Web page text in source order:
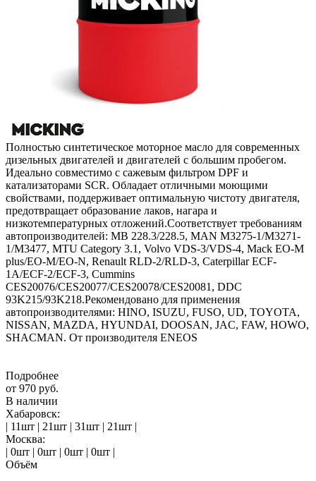
Полностью синтетическое моторное масло для современных
дизельных двигателей и двигателей с большим пробегом.
Идеально совместимо с сажевым фильтром DPF и
катализаторами SCR. Обладает отличными моющими
свойствами, поддерживает оптимальную чистоту двигателя,
предотвращает образование лаков, нагара и
низкотемпературных отложений.Соответствует требованиям
автопроизводителей: MB 228.3/228.5, MAN M3275-1/M3271-
1/M3477, MTU Category 3.1, Volvo VDS-3/VDS-4, Mack EO-M
plus/EO-M/EO-N, Renault RLD-2/RLD-3, Caterpillar ECF-
1A/ECF-2/ECF-3, Cummins
CES20076/CES20077/CES20078/CES20081, DDC
93K215/93K218.Рекомендовано для применения
автопроизводителями: HINO, ISUZU, FUSO, UD, TOYOTA,
NISSAN, MAZDA, HYUNDAI, DOOSAN, JAC, FAW, HOWO,
SHACMAN. От производителя ENEOS
Подробнее
от 970 руб.
В наличии
Хабаровск:
| 11шт | 21шт | 31шт | 21шт |
Москва:
| 0шт | 0шт | 0шт | 0шт |
Объём